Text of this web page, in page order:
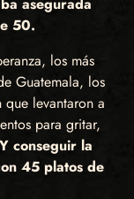
50.
los más
Guatemala, los
levantaron a
para gritar,
conseguir la
45 platos de